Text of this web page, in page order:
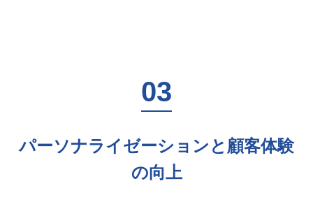
パーソナライゼーションと顧客体験
の向上